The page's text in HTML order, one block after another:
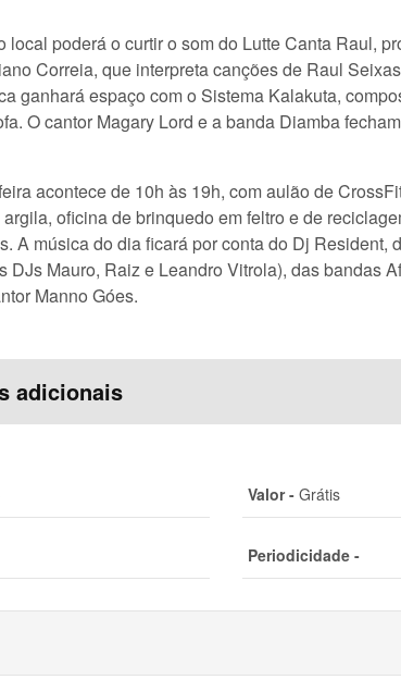
local poderá o curtir o som do Lutte Canta Raul,
Correia, que interpreta canções de Raul
ganhará espaço com o Sistema Kalakuta,
O cantor Magary Lord e a banda Diamba
acontece de 10h às 19h, com aulão de
oficina de brinquedo em feltro e de
A música do dia ficará por conta do Dj Resident,
DJs Mauro, Raiz e Leandro Vitrola), das bandas
Manno Góes.
adicionais
Valor -Grátis
Periodicidade -